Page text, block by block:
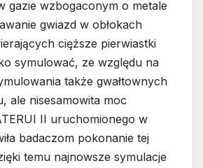
gazie wzbogaconym o metale
gwiazd w obłokach
cięższe pierwiastki
symulować, ze względu na
także gwałtownych
ale nisesamowita moc
II uruchomionego w
badaczom pokonanie tej
temu najnowsze symulacje